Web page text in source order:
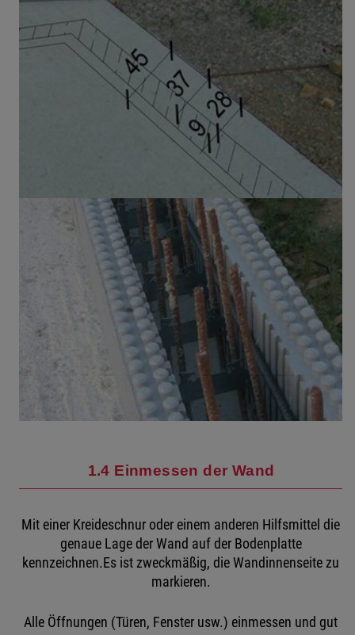
1.4 Einmessen der Wand
Mit einer Kreideschnur oder einem anderen Hilfsmittel die
genaue Lage der Wand auf der Bodenplatte
kennzeichnen.Es ist zweckmäßig, die Wandinnenseite zu
markieren.
Alle Öffnungen (Türen, Fenster usw.) einmessen und gut